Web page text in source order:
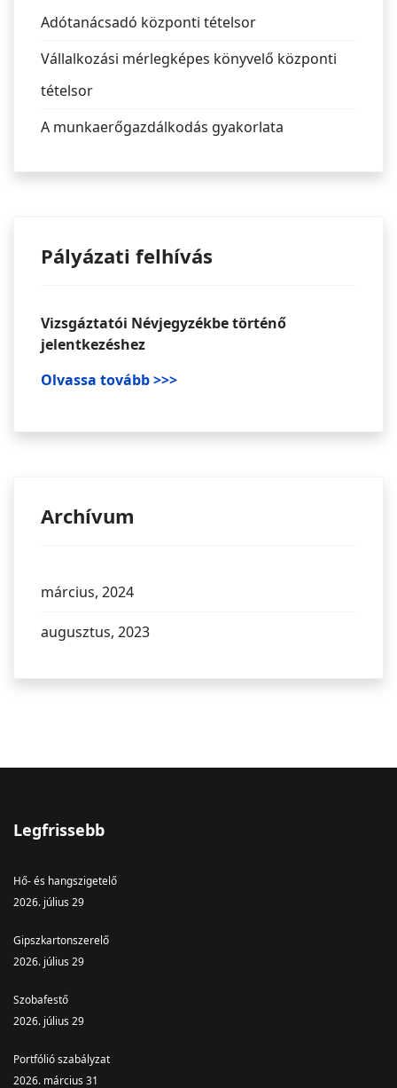
Adótanácsadó központi tételsor
Vállalkozási mérlegképes könyvelő központi
tételsor
A munkaerőgazdálkodás gyakorlata
Pályázati felhívás
Vizsgáztatói Névjegyzékbe történő
jelentkezéshez
Olvassa tovább >>>
Archívum
március, 2024
augusztus, 2023
Legfrissebb
Hő- és hangszigetelő
2026. július 29
Gipszkartonszerelő
2026. július 29
Szobafestő
2026. július 29
Portfólió szabályzat
2026. március 31